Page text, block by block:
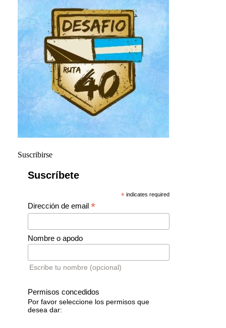
Suscribirse
Suscríbete
* indicates required
Dirección de email *
Nombre o apodo
Escribe tu nombre (opcional)
Permisos concedidos
Por favor seleccione los permisos que
desea dar: